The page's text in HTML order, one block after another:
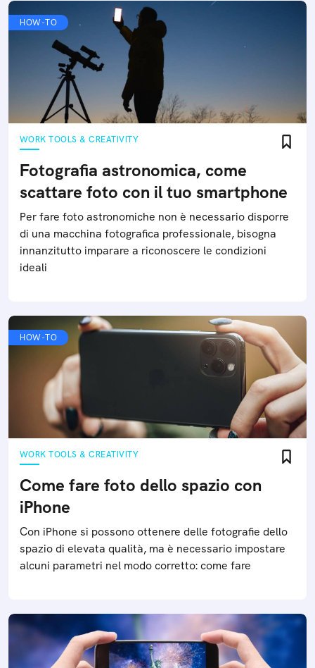
HOW-TO
WORK TOOLS & CREATIVITY
Fotografia astronomica, come
scattare foto con il tuo smartphone
Per fare foto astronomiche non è necessario disporre
di una macchina fotografica professionale, bisogna
innanzitutto imparare a riconoscere le condizioni
ideali
HOW-TO
WORK TOOLS & CREATIVITY
Come fare foto dello spazio con
iPhone
Con iPhone si possono ottenere delle fotografie dello
spazio di elevata qualità, ma è necessario impostare
alcuni parametri nel modo corretto: come fare